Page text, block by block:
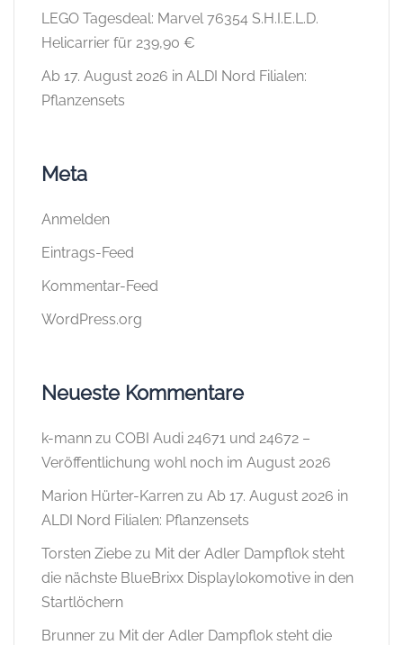
LEGO Tagesdeal: Marvel 76354 S.H.I.E.L.D.
Helicarrier für 239,90 €
Ab 17. August 2026 in ALDI Nord Filialen:
Pflanzensets
Meta
Anmelden
Eintrags-Feed
Kommentar-Feed
WordPress.org
Neueste Kommentare
k-mann zu COBI Audi 24671 und 24672 –
Veröffentlichung wohl noch im August 2026
Marion Hürter-Karren zu Ab 17. August 2026 in
ALDI Nord Filialen: Pflanzensets
Torsten Ziebe zu Mit der Adler Dampflok steht
die nächste BlueBrixx Displaylokomotive in den
Startlöchern
Brunner zu Mit der Adler Dampflok steht die